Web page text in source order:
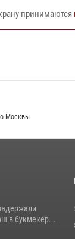
принимаются
Москвы
в букмекер...